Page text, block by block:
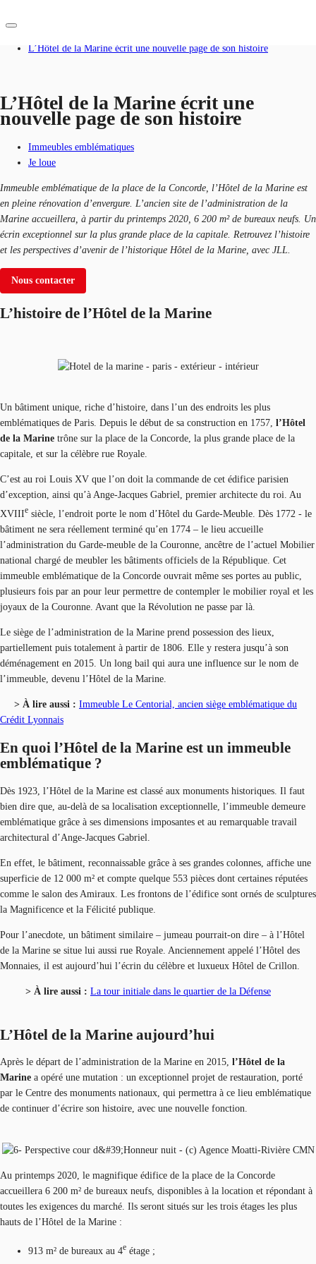
Blog
Données marchés
Pourquoi JLL?
NxT
Flex & Co-working
Favoris
Nous contacter
L’Hôtel de la Marine écrit une nouvelle page de son histoire
L’Hôtel de la Marine écrit une
nouvelle page de son histoire
Immeubles emblématiques
Je loue
Immeuble emblématique de la place de la Concorde, l’Hôtel de la Marine est
en pleine rénovation d’envergure. L’ancien site de l’administration de la
Marine accueillera, à partir du printemps 2020, 6 200 m² de bureaux neufs. Un
écrin exceptionnel sur la plus grande place de la capitale. Retrouvez l’histoire
et les perspectives d’avenir de l’historique Hôtel de la Marine, avec JLL.
Nous contacter
L’histoire de l’Hôtel de la Marine
Un bâtiment unique, riche d’histoire, dans l’un des endroits les plus
emblématiques de Paris. Depuis le début de sa construction en 1757, l’Hôtel
de la Marine trône sur la place de la Concorde, la plus grande place de la
capitale, et sur la célèbre rue Royale.
C’est au roi Louis XV que l’on doit la commande de cet édifice parisien
d’exception, ainsi qu’à Ange-Jacques Gabriel, premier architecte du roi. Au
XVIIIe siècle, l’endroit porte le nom d’Hôtel du Garde-Meuble. Dès 1772 - le
bâtiment ne sera réellement terminé qu’en 1774 – le lieu accueille
l’administration du Garde-meuble de la Couronne, ancêtre de l’actuel Mobilier
national chargé de meubler les bâtiments officiels de la République. Cet
immeuble emblématique de la Concorde ouvrait même ses portes au public,
plusieurs fois par an pour leur permettre de contempler le mobilier royal et les
joyaux de la Couronne. Avant que la Révolution ne passe par là.
Le siège de l’administration de la Marine prend possession des lieux,
partiellement puis totalement à partir de 1806. Elle y restera jusqu’à son
déménagement en 2015. Un long bail qui aura une influence sur le nom de
l’immeuble, devenu l’Hôtel de la Marine.
> À lire aussi : Immeuble Le Centorial, ancien siège emblématique du
Crédit Lyonnais
En quoi l’Hôtel de la Marine est un immeuble
emblématique ?
Dès 1923, l’Hôtel de la Marine est classé aux monuments historiques. Il faut
bien dire que, au-delà de sa localisation exceptionnelle, l’immeuble demeure
emblématique grâce à ses dimensions imposantes et au remarquable travail
architectural d’Ange-Jacques Gabriel.
En effet, le bâtiment, reconnaissable grâce à ses grandes colonnes, affiche une
superficie de 12 000 m² et compte quelque 553 pièces dont certaines réputées
comme le salon des Amiraux. Les frontons de l’édifice sont ornés de sculptures
la Magnificence et la Félicité publique.
Pour l’anecdote, un bâtiment similaire – jumeau pourrait-on dire – à l’Hôtel
de la Marine se situe lui aussi rue Royale. Anciennement appelé l’Hôtel des
Monnaies, il est aujourd’hui l’écrin du célèbre et luxueux Hôtel de Crillon.
> À lire aussi : La tour initiale dans le quartier de la Défense
L’Hôtel de la Marine aujourd’hui
Après le départ de l’administration de la Marine en 2015, l’Hôtel de la
Marine a opéré une mutation : un exceptionnel projet de restauration, porté
par le Centre des monuments nationaux, qui permettra à ce lieu emblématique
de continuer d’écrire son histoire, avec une nouvelle fonction.
Au printemps 2020, le magnifique édifice de la place de la Concorde
accueillera 6 200 m² de bureaux neufs, disponibles à la location et répondant à
toutes les exigences du marché. Ils seront situés sur les trois étages les plus
hauts de l’Hôtel de la Marine :
913 m² de bureaux au 4e étage ;